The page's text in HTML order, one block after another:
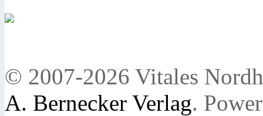
© 2007-2026 Vitales
A. Bernecker Verlag.